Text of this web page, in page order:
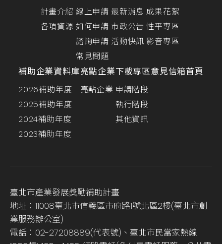
計畫介紹
各項資源
線上申請
如何申請
諮詢申請
常見問題
最新消息
市政公告
活動快訊
成果花絮
性平專區
影音專區
補助企業資料庫
2026補助年度
2025補助年度
2024補助年度
2023補助年度
亮點企業
亮點企業
下載專區
申請階段
執行階段
其他資訊
意見信箱首頁
臺北市產業發展獎勵補助計畫
地址：11008臺北市信義區市府路1號北區2樓(臺北市創
業服務辦公室)
電話：02-27208889(代表號)、臺北市民當家熱線